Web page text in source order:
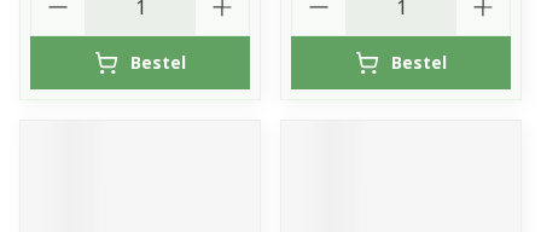
Bestel Bestel